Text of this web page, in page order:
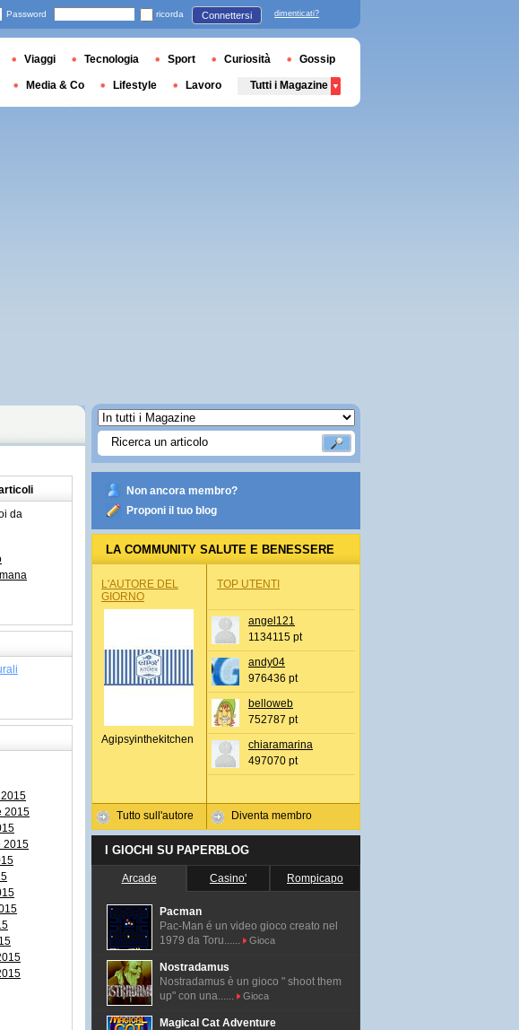
da
2015
2015
Non ancora membro?
Proponi il tuo blog
LA COMMUNITY SALUTE E BENESSERE
L'AUTORE DEL
GIORNO
Agipsyinthekitchen
Tutto sull'autore
TOP UTENTI
angel121
1134115 pt
andy04
976436 pt
belloweb
752787 pt
chiaramarina
497070 pt
Diventa membro
I GIOCHI SU PAPERBLOG
Arcade Casino' Rompicapo
Pacman
Pac-Man é un video gioco creato nel
1979 da Toru......
Gioca
Nostradamus
Nostradamus è un gioco " shoot them
up" con una......
Gioca
Magical Cat Adventure
Password ricorda Connettersi dimenticati?
Viaggi Tecnologia Sport Curiosità Gossip
Media & Co Lifestyle Lavoro Tutti i Magazine